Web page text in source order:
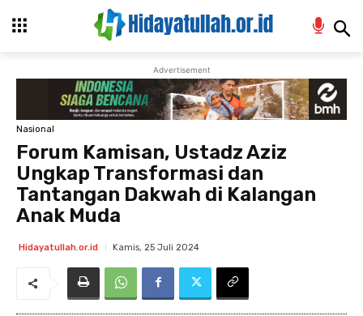
Advertisement
Nasional
Forum Kamisan, Ustadz Aziz
Ungkap Transformasi dan
Tantangan Dakwah di Kalangan
Anak Muda
Hidayatullah.or.id Kamis, 25 Juli 2024